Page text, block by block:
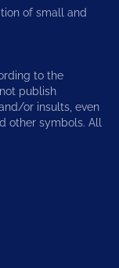
of small and
to the
publish
or insults, even
other symbols. All